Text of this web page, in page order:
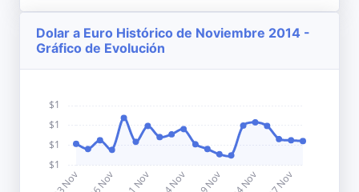
Dolar a Euro Histórico de Noviembre 2014 -
Gráfico de Evolución